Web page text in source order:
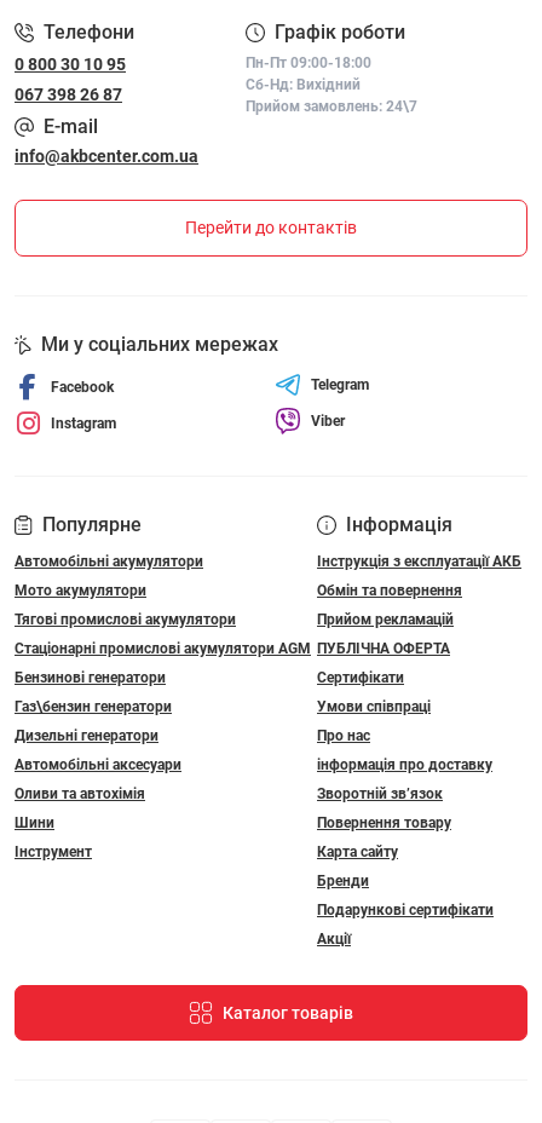
Телефони
0 800 30 10 95
067 398 26 87
Графік роботи
Пн-Пт 09:00-18:00
Сб-Нд: Вихідний
Прийом замовлень: 24\7
E-mail
info@akbcenter.com.ua
Перейти до контактів
Популярне
Автомобільні акумулятори
Мото акумулятори
Тягові промислові акумулятори
Стаціонарні промислові акумулятори АGM
Бензинові генератори
Газ\бензин генератори
Дизельні генератори
Автомобільні аксесуари
Оливи та автохімія
Шини
Інструмент
Інформація
Інструкція з експлуатації АКБ
Обмін та повернення
Прийом рекламацій
ПУБЛІЧНА ОФЕРТА
Сертифікати
Умови співпраці
Про нас
інформація про доставку
Зворотній зв’язок
Повернення товару
Карта сайту
Бренди
Подарункові сертифікати
Акції
Каталог товарів
Ми у соціальних мережах
Facebook
Instagram
Telegram
Viber